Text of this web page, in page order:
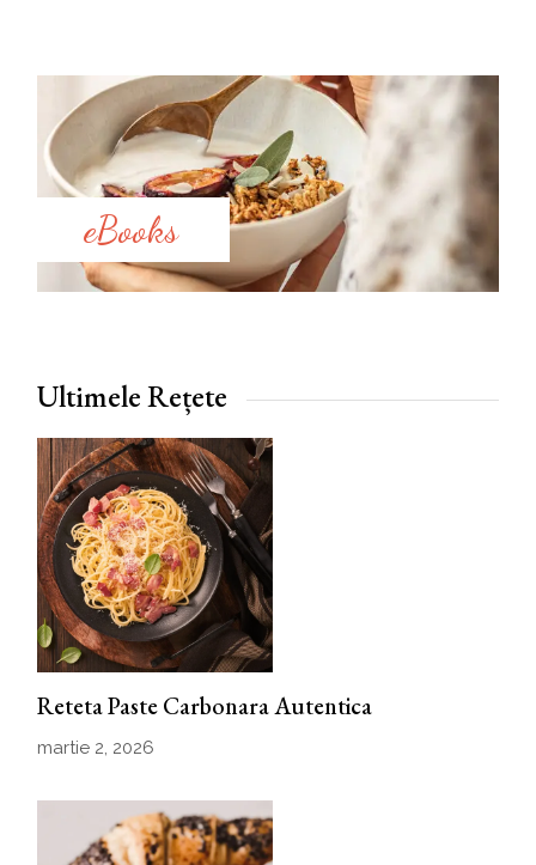
eBooks
Ultimele Rețete
Reteta Paste Carbonara Autentica
martie 2, 2026